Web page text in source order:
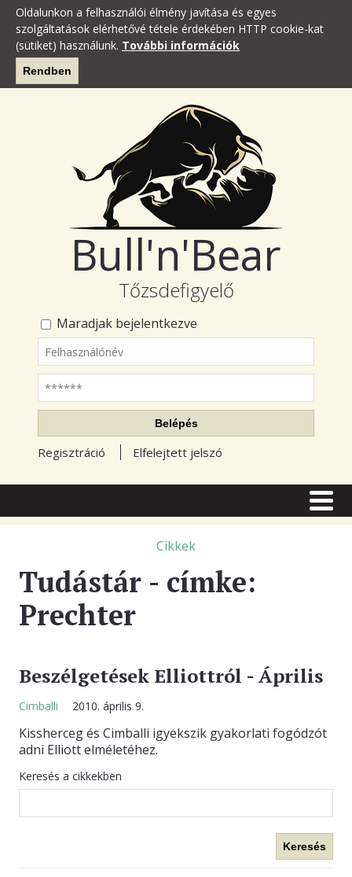
Oldalunkon a felhasználói élmény javítása és egyes
szolgáltatások elérhetővé tétele érdekében HTTP cookie-kat
(sütiket) használunk. További információk
Rendben
Bull'n'Bear
Tőzsdefigyelő
Maradjak bejelentkezve
Felhasználónév
Jelszó
Belépés
Regisztráció Elfelejtett jelszó
TŐZSDE FÓRUM
TUDÁSTÁR
BLOGOK
ELŐFIZETÉS
KAPCSOLAT
Cikkek
Tudástár - címke:
Prechter
Beszélgetések Elliottról - Április
Cimballi 2010. április 9.
Kissherceg és Cimballi igyekszik gyakorlati fogódzót
adni Elliott elméletéhez.
Keresés a cikkekben
Keresés